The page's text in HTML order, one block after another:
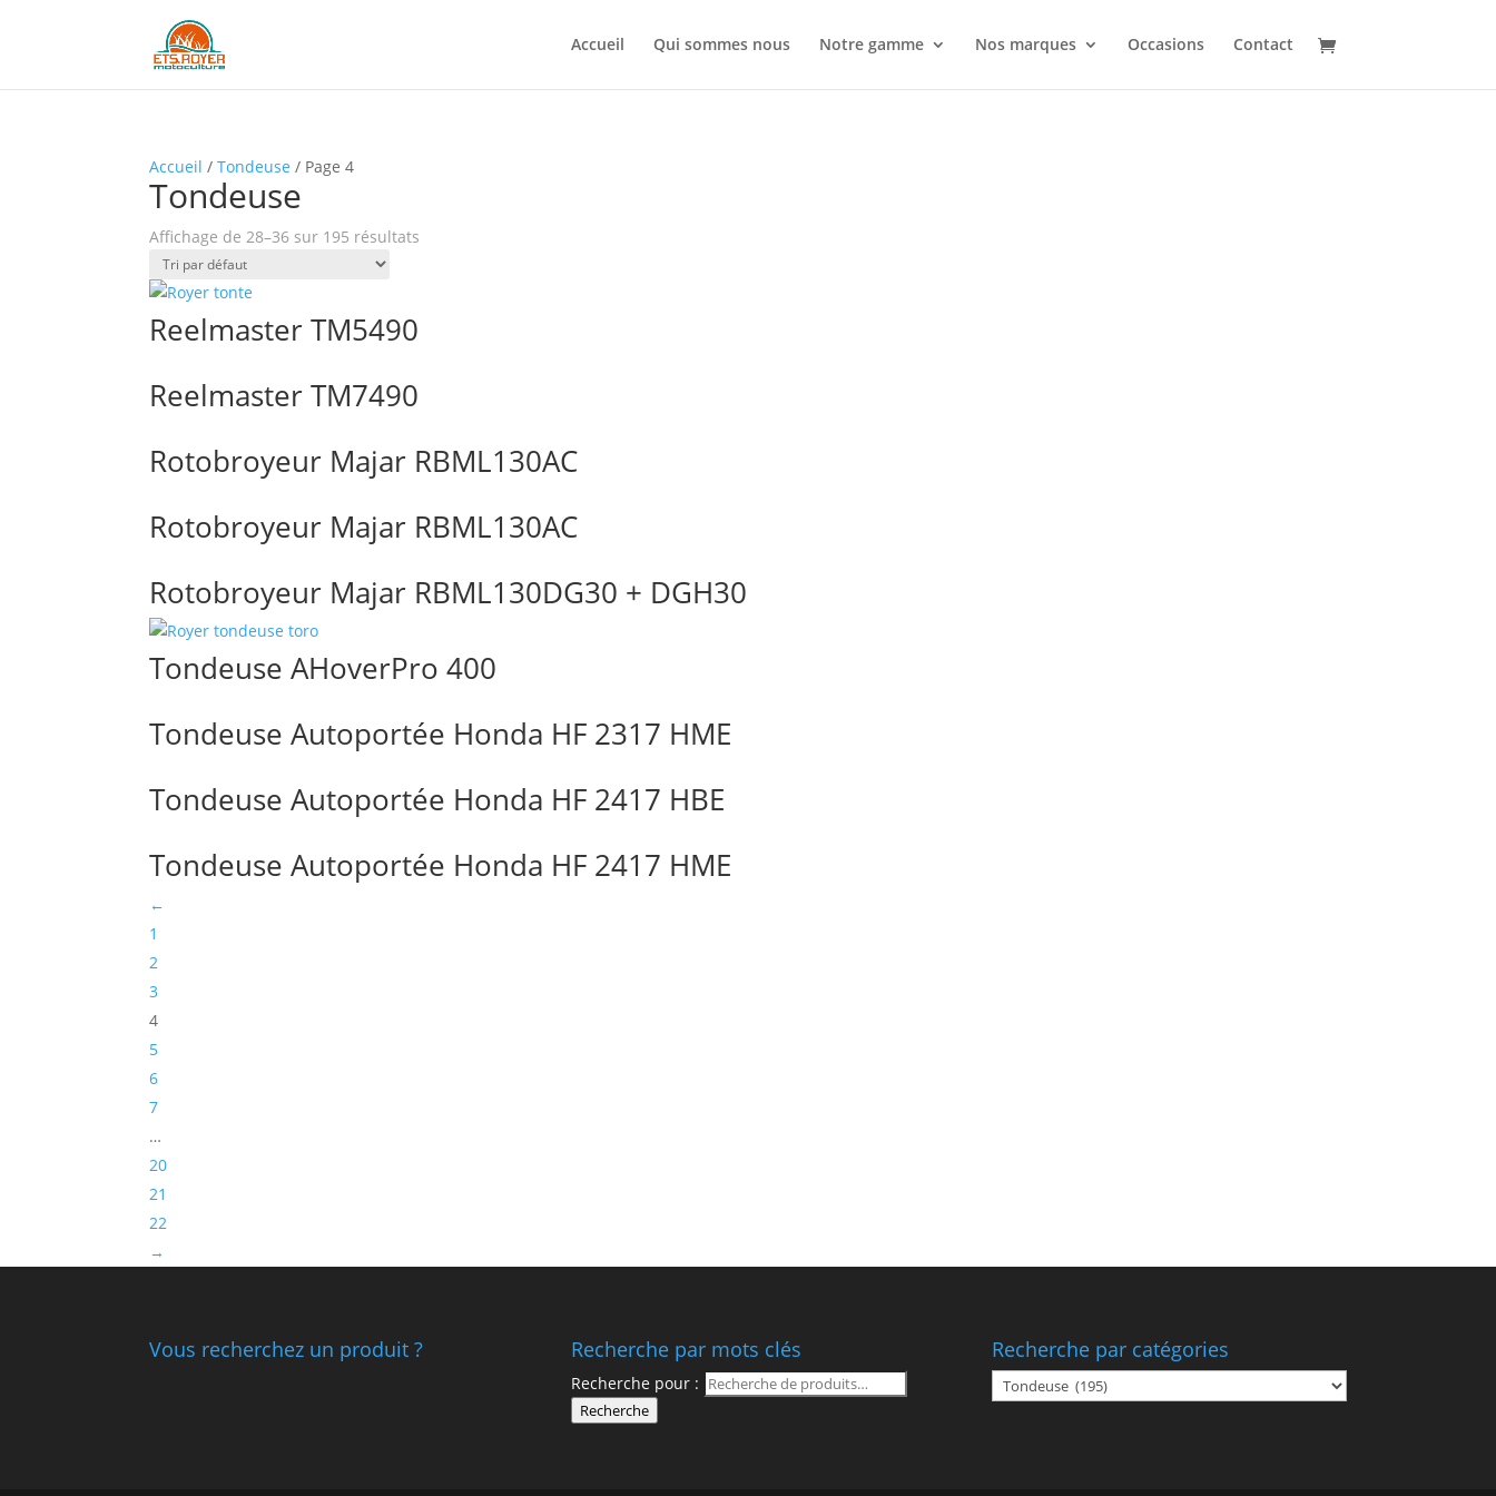
Accueil Qui sommes nous Notre gamme Nos marques Occasions Contact
Accueil /Tondeuse / Page 4
Tondeuse
Affichage de 28–36 sur 195 résultats
Reelmaster TM5490
Reelmaster TM7490
Rotobroyeur Majar RBML130AC
Rotobroyeur Majar RBML130AC
Rotobroyeur Majar RBML130DG30 + DGH30
Tondeuse AHoverPro 400
Tondeuse Autoportée Honda HF 2317 HME
Tondeuse Autoportée Honda HF 2417 HBE
Tondeuse Autoportée Honda HF 2417 HME
←
1
2
3
4
5
6
7
…
20
21
22
→
Vous recherchez un produit ? Recherche par mots clés
Recherche pour :
Recherche
Recherche par catégories